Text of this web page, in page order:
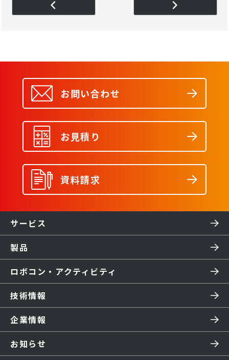
お問い合わせ
お見積り
資料請求
サービス
製品
ロボコン・アクティビティ
技術情報
企業情報
お知らせ